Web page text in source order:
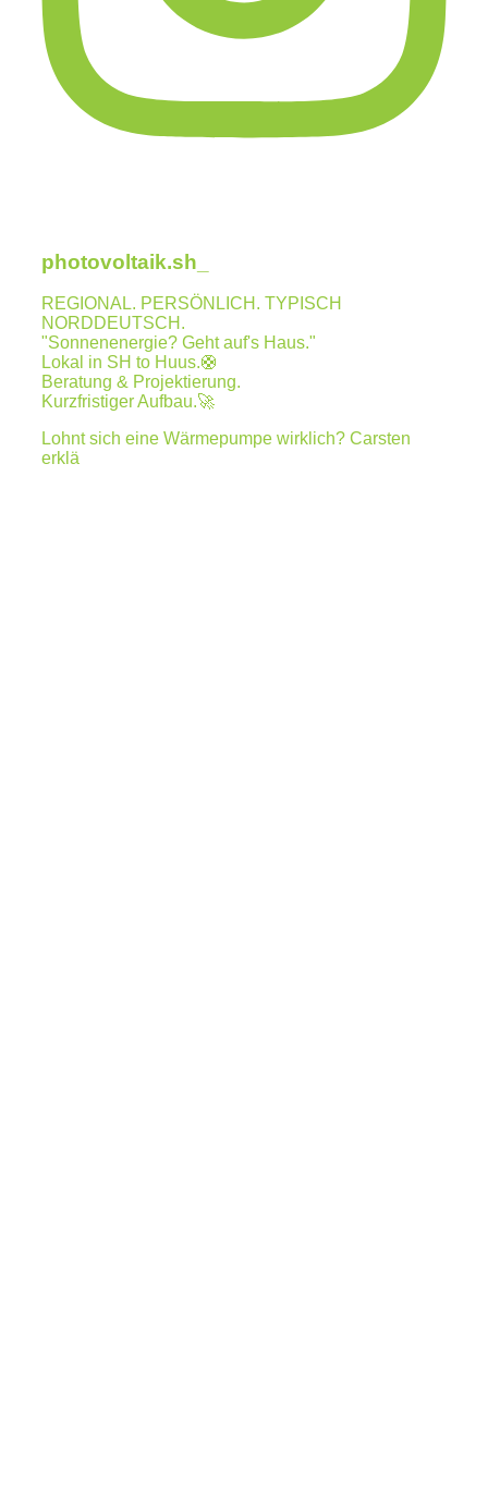
photovoltaik.sh_
REGIONAL. PERSÖNLICH. TYPISCH
NORDDEUTSCH.
"Sonnenenergie? Geht auf's Haus."
Lokal in SH to Huus.🛟
Beratung & Projektierung.
Kurzfristiger Aufbau.🚀
Lohnt sich eine Wärmepumpe wirklich? Carsten
erklä